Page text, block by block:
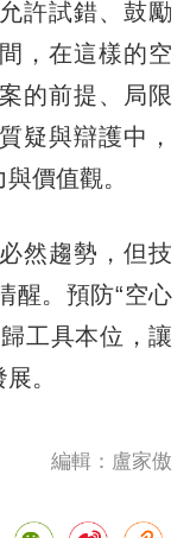
許試錯、鼓勵
，在這樣的空
的前提、局限
疑與辯護中，
價值觀。
然趨勢，但技
醒。預防“空心
工具本位，讓
。
編輯：盧家傲